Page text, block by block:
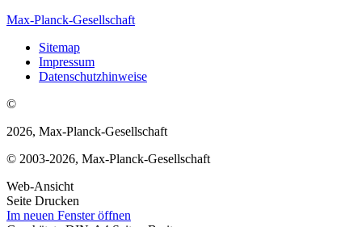
Max-Planck-Gesellschaft
Sitemap
Impressum
Datenschutzhinweise
©
2026, Max-Planck-Gesellschaft
© 2003-2026, Max-Planck-Gesellschaft
Web-Ansicht
Seite Drucken
Im neuen Fenster öffnen